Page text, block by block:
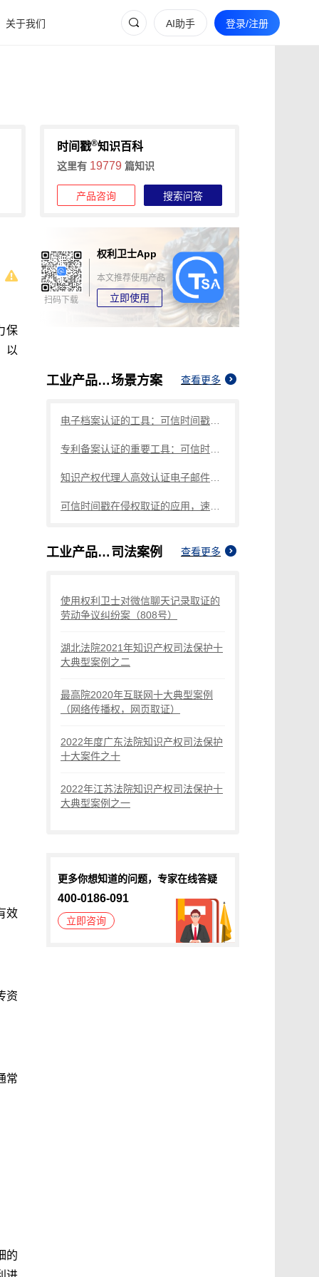
关于我们 AI助手 登录/注册
时间戳®知识百科
这里有 19779 篇知识
产品咨询 搜索问答
保
以
效
资
常
的
扫码下载
权利卫士App
本文推荐使用产品
立即使用
工业产品商标侵权如何取证场景方案 查看更多
工业产品商标侵权如何取证 司法案例 查看更多
使用权利卫士对微信聊天记录取证的
劳动争议纠纷案（808号）
湖北法院2021年知识产权司法保护十
大典型案例之二
最高院2020年互联网十大典型案例
（网络传播权，网页取证）
2022年度广东法院知识产权司法保护
十大案件之十
2022年江苏法院知识产权司法保护十
大典型案例之一
更多你想知道的问题，专家在线答疑
400-0186-091
立即咨询